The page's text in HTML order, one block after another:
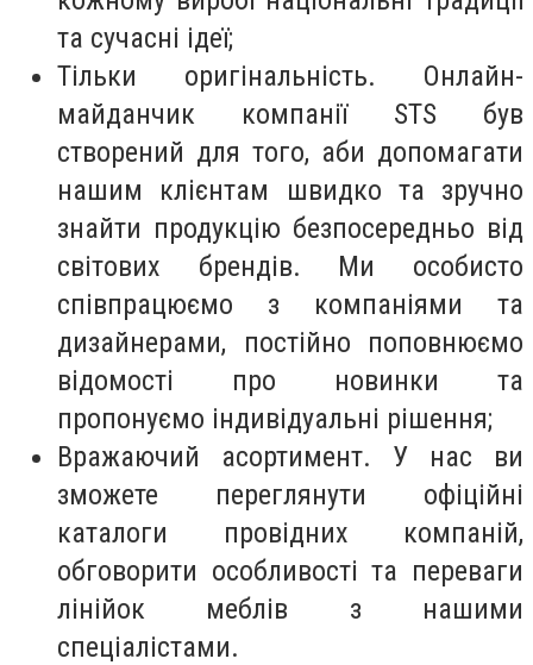
та сучасні ідеї;
Тільки оригінальність. Онлайн-
майданчик компанії STS був
створений для того, аби допомагати
нашим клієнтам швидко та зручно
знайти продукцію безпосередньо від
світових брендів. Ми особисто
співпрацюємо з компаніями та
дизайнерами, постійно поповнюємо
відомості про новинки та
пропонуємо індивідуальні рішення;
Вражаючий асортимент. У нас ви
зможете переглянути офіційні
каталоги провідних компаній,
обговорити особливості та переваги
лінійок меблів з нашими
спеціалістами.